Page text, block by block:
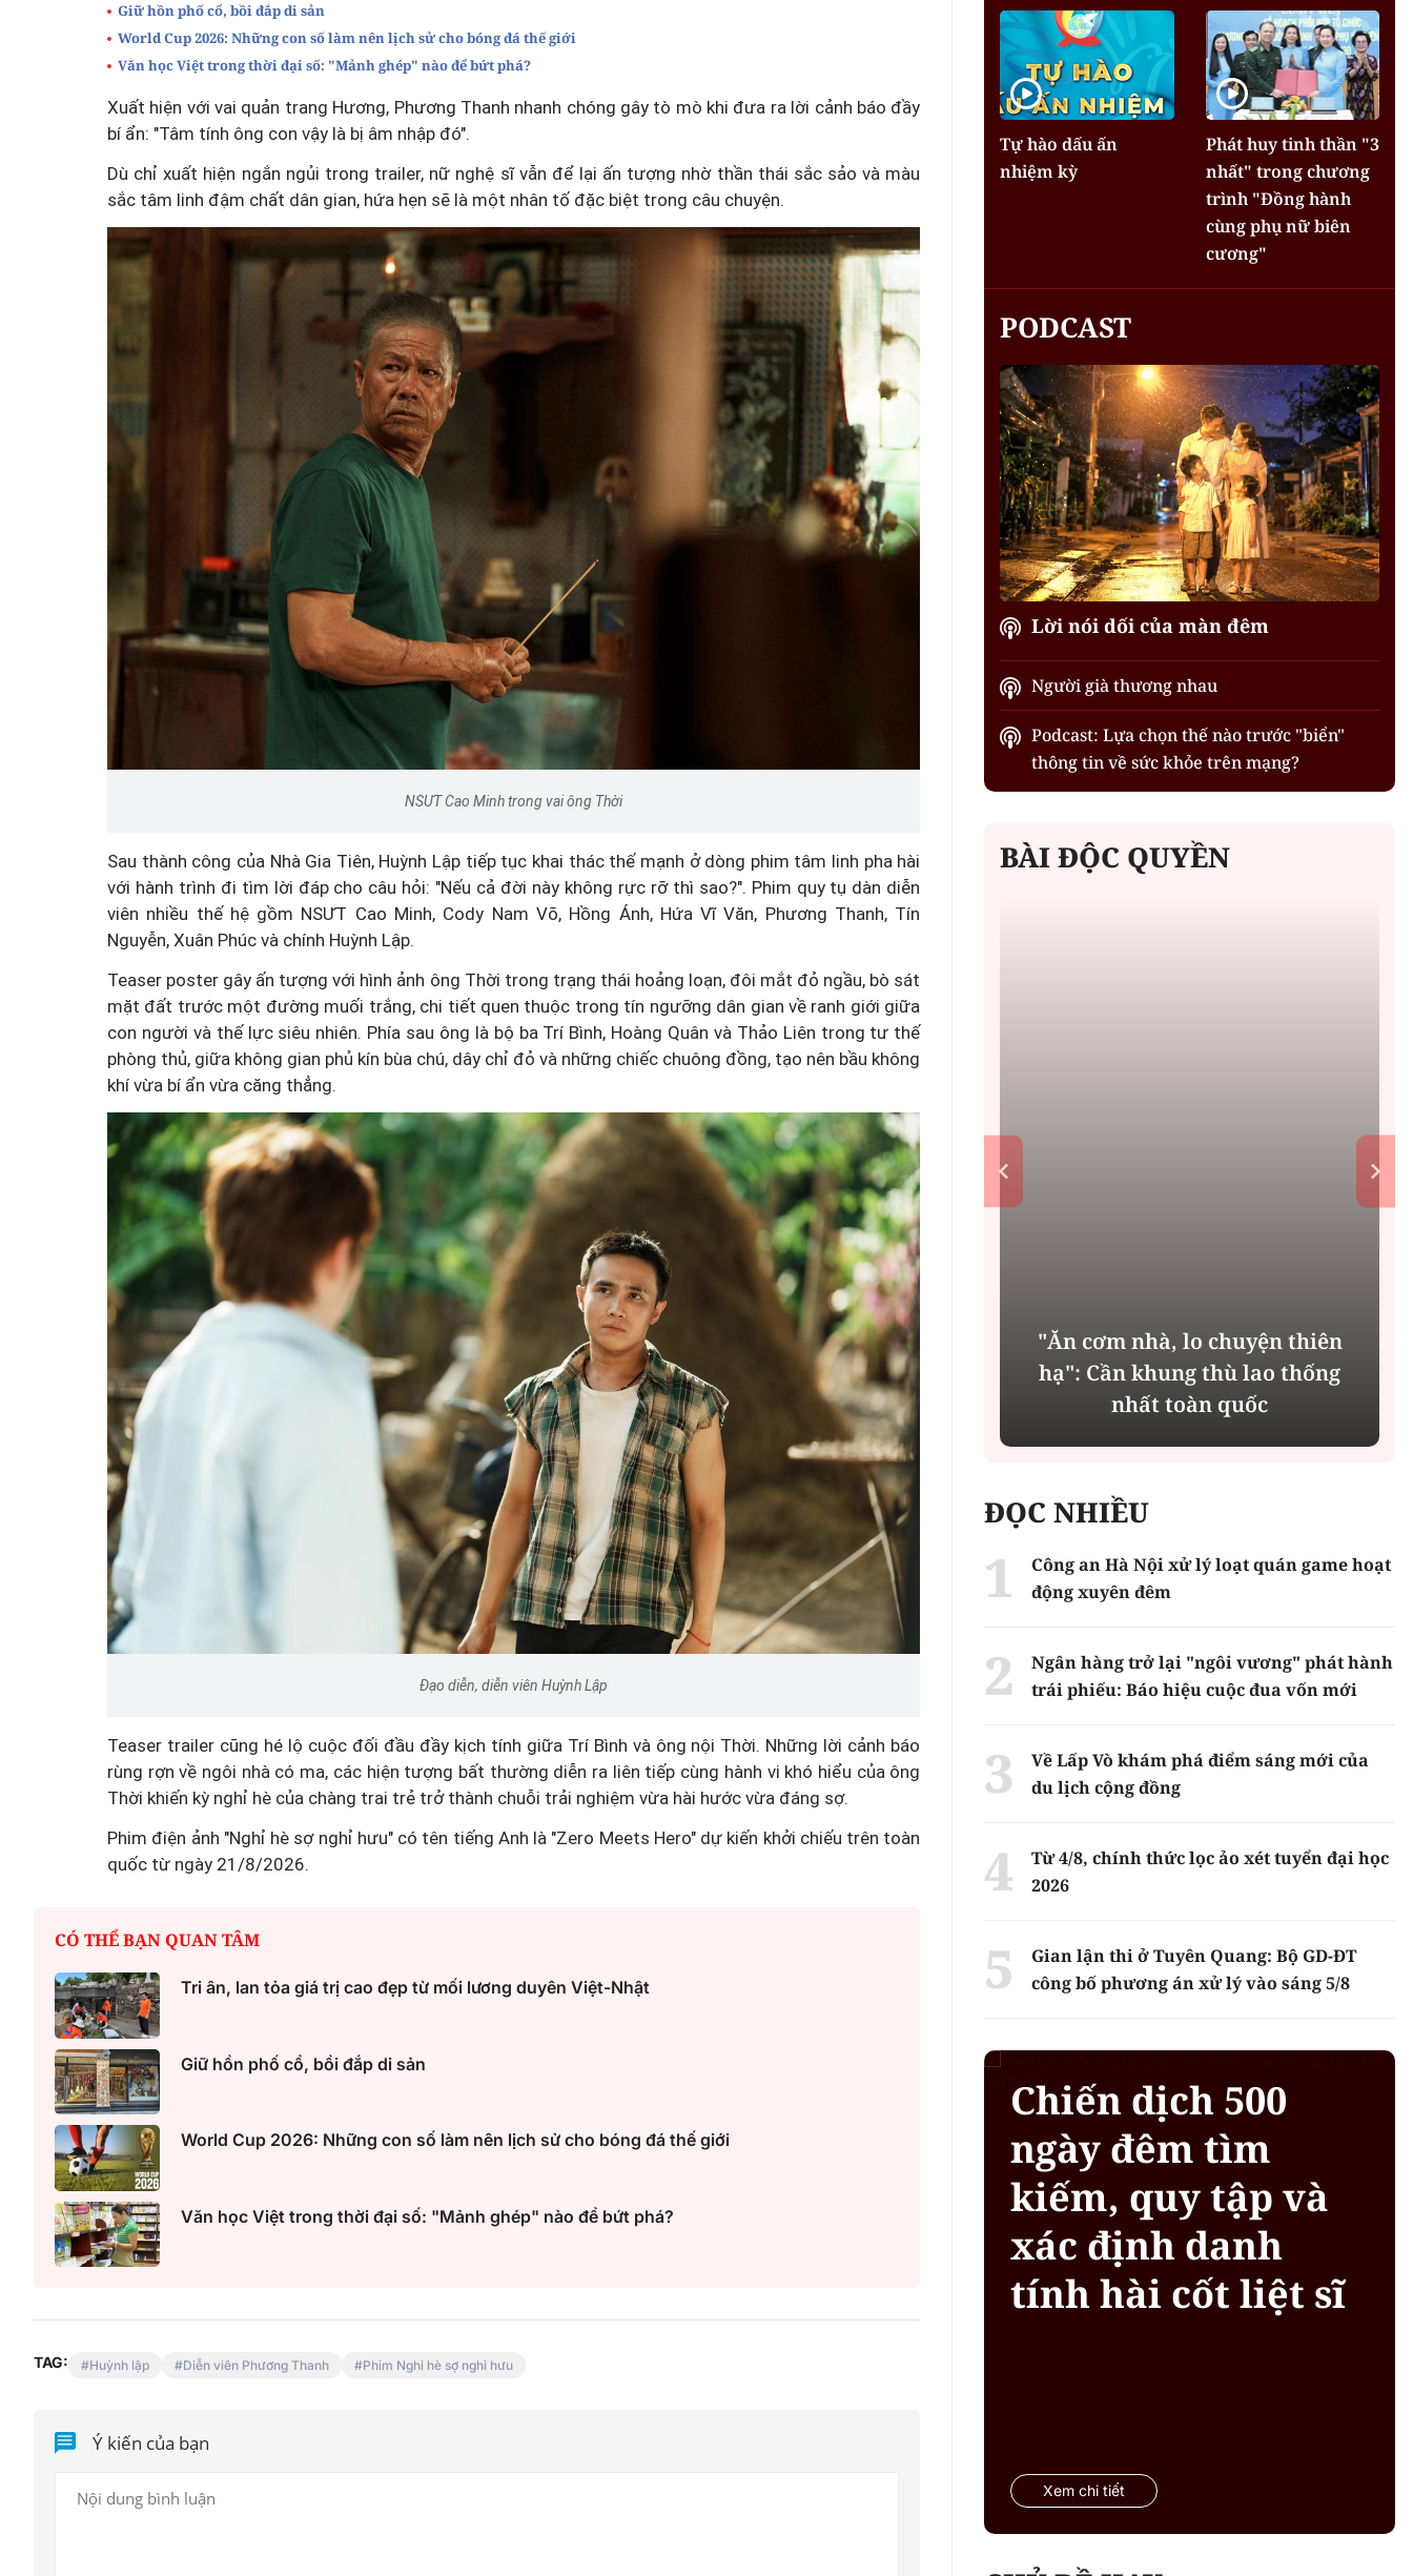
Giữ hồn phố cổ, bồi đắp di sản
World Cup 2026: Những con số làm nên lịch sử cho bóng đá thế giới
Văn học Việt trong thời đại số: "Mảnh ghép" nào để bứt phá?
Xuất hiện với vai quản trang Hương, Phương Thanh nhanh chóng gây tò mò khi đưa ra lời cảnh báo đầy
bí ẩn: "Tâm tính ông con vậy là bị âm nhập đó".
Dù chỉ xuất hiện ngắn ngủi trong trailer, nữ nghệ sĩ vẫn để lại ấn tượng nhờ thần thái sắc sảo và màu
sắc tâm linh đậm chất dân gian, hứa hẹn sẽ là một nhân tố đặc biệt trong câu chuyện.
NSƯT Cao Minh trong vai ông Thời
Sau thành công của Nhà Gia Tiên, Huỳnh Lập tiếp tục khai thác thế mạnh ở dòng phim tâm linh pha hài
với hành trình đi tìm lời đáp cho câu hỏi: "Nếu cả đời này không rực rỡ thì sao?". Phim quy tụ dàn diễn
viên nhiều thế hệ gồm NSƯT Cao Minh, Cody Nam Võ, Hồng Ánh, Hứa Vĩ Văn, Phương Thanh, Tín
Nguyễn, Xuân Phúc và chính Huỳnh Lập.
Teaser poster gây ấn tượng với hình ảnh ông Thời trong trạng thái hoảng loạn, đôi mắt đỏ ngầu, bò sát
mặt đất trước một đường muối trắng, chi tiết quen thuộc trong tín ngưỡng dân gian về ranh giới giữa
con người và thế lực siêu nhiên. Phía sau ông là bộ ba Trí Bình, Hoàng Quân và Thảo Liên trong tư thế
phòng thủ, giữa không gian phủ kín bùa chú, dây chỉ đỏ và những chiếc chuông đồng, tạo nên bầu không
khí vừa bí ẩn vừa căng thẳng.
Đạo diễn, diễn viên Huỳnh Lập
Teaser trailer cũng hé lộ cuộc đối đầu đầy kịch tính giữa Trí Bình và ông nội Thời. Những lời cảnh báo
rùng rợn về ngôi nhà có ma, các hiện tượng bất thường diễn ra liên tiếp cùng hành vi khó hiểu của ông
Thời khiến kỳ nghỉ hè của chàng trai trẻ trở thành chuỗi trải nghiệm vừa hài hước vừa đáng sợ.
Phim điện ảnh "Nghỉ hè sợ nghỉ hưu" có tên tiếng Anh là "Zero Meets Hero" dự kiến khởi chiếu trên toàn
quốc từ ngày 21/8/2026.
CÓ THỂ BẠN QUAN TÂM
Tri ân, lan tỏa giá trị cao đẹp từ mối lương duyên Việt-Nhật
Giữ hồn phố cổ, bồi đắp di sản
World Cup 2026: Những con số làm nên lịch sử cho bóng đá thế giới
Văn học Việt trong thời đại số: "Mảnh ghép" nào để bứt phá?
TAG: Huỳnh lập Diễn viên Phương Thanh Phim Nghỉ hè sợ nghỉ hưu
Ý kiến của bạn
Tự hào dấu ấn
nhiệm kỳ
Phát huy tinh thần "3
nhất" trong chương
trình "Đồng hành
cùng phụ nữ biên
cương"
PODCAST
Lời nói dối của màn đêm
Người già thương nhau
Podcast: Lựa chọn thế nào trước "biển"
thông tin về sức khỏe trên mạng?
BÀI ĐỘC QUYỀN
Mua nhà thuộc dự án đang thế
chấp, làm sao để hạn chế rủi ro?
Thành lập thành phố Bắc Ninh
trực thuộc Trung ương: Tầm
nhìn đô thị hiện đại và giàu bản
"Ăn cơm nhà, lo chuyện thiên
hạ": Cần khung thù lao thống
nhất toàn quốc
ĐỌC NHIỀU
Công an Hà Nội xử lý loạt quán game hoạt
động xuyên đêm
Ngân hàng trở lại "ngôi vương" phát hành
trái phiếu: Báo hiệu cuộc đua vốn mới
Về Lấp Vò khám phá điểm sáng mới của
du lịch cộng đồng
Từ 4/8, chính thức lọc ảo xét tuyển đại học
2026
Gian lận thi ở Tuyên Quang: Bộ GD-ĐT
công bố phương án xử lý vào sáng 5/8
Chiến dịch 500
ngày đêm tìm
kiếm, quy tập và
xác định danh
tính hài cốt liệt sĩ
Xem chi tiết